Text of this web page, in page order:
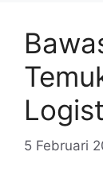
5 Februari